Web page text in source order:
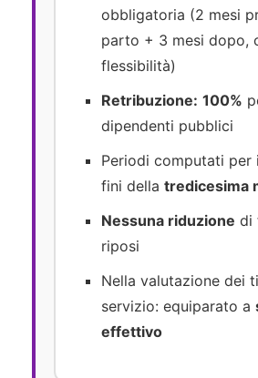
obbligatoria (2 mesi
parto + 3 mesi dopo,
flessibilità)
Retribuzione: 100%
dipendenti pubblici
Periodi computati per
fini della tredicesima
Nessuna riduzione di
riposi
Nella valutazione dei
servizio: equiparato a
effettivo